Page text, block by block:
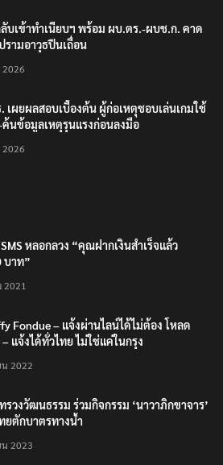
บเข้าทำเนียบฯ พร้อม ผบ.ตร.-ผบช.ก. คาด
รามอาวุธปืนเถื่อน
2026
เผยผลสอบเบื้องต้น ผู้ก่อเหตุชอบเล่นเกมใช้
นข้อมูลเหตุรุนแรงก่อนลงมือ
2026
หลอกลวง “คุณฝากเงินสำเร็จแล้ว
บาท”
2021
Fondue – แจ้งผ่านไลน์ได้ไม่ต้อง โหลด
แจ้งได้ทั่วไทย ไม่ใช่แค่ในกรุง
2022
วงวัฒนธรรม ร่วมกิจกรรม ‘นาวาภิกขาจาร’
ยตักบาตรทางน้ำ
2023